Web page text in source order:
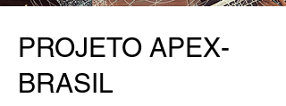
PROJETO APEX-
BRASIL